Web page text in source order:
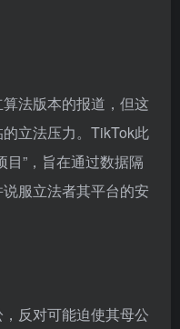
法版本的报道，但这
立法压力。TikTok此
目”，旨在通过数据隔
服立法者其平台的安
反对可能迫使其母公